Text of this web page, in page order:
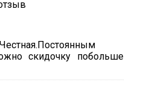
скидочку побольше